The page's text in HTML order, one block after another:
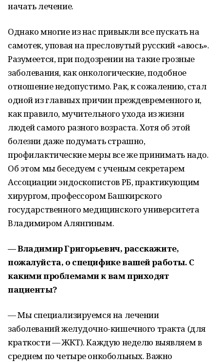
начать лечение.
Однако многие из нас привыкли все пускать на
самотек, уповая на пресловутый русский «авось».
Разумеется, при подозрении на такие грозные
заболевания, как онкологические, подобное
отношение недопустимо. Рак, к сожалению, стал
одной из главных причин преждевременного и,
как правило, мучительного ухода из жизни
людей самого разного возраста. Хотя об этой
болезни даже подумать страшно,
профилактические меры все же принимать надо.
Об этом мы беседуем с ученым секретарем
Ассоциации эндоскопистов РБ, практикующим
хирургом, профессором Башкирского
государственного медицинского университета
Владимиром Алянгиным.
— Владимир Григорьевич, расскажите,
пожалуйста, о специфике вашей работы. С
какими проблемами к вам приходят
пациенты?
— Мы специализируемся на лечении
заболеваний желудочно-кишечного тракта (для
краткости — ЖКТ). Каждую неделю выявляем в
среднем по четыре онкобольных. Важно